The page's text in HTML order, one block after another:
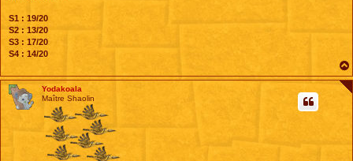
S1 : 19/20
S2 : 13/20
S3 : 17/20
S4 : 14/20
Yodakoala
Maître Shaolin